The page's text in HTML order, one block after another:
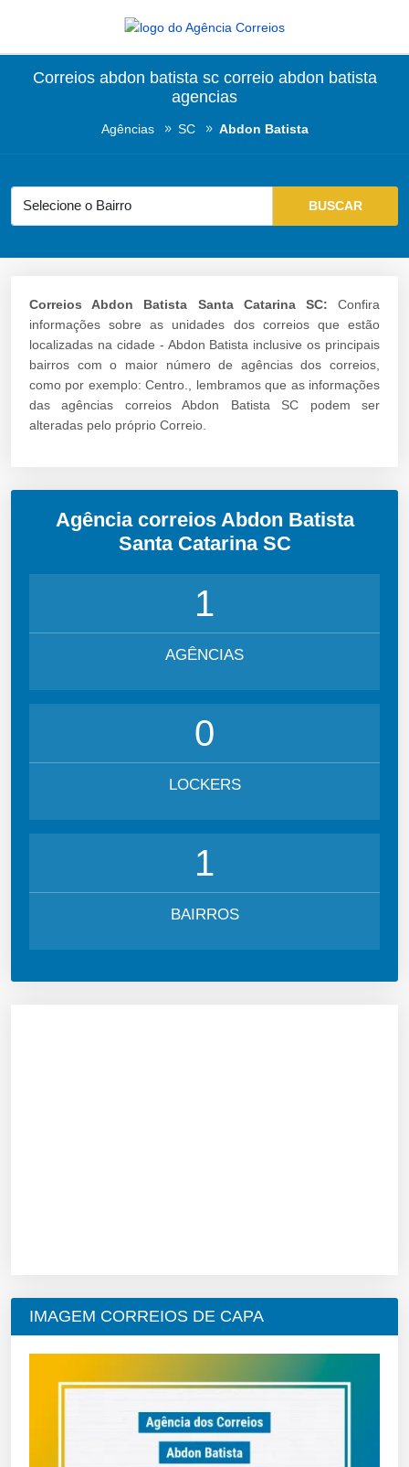
Correios abdon batista sc correio abdon batista
agencias
Agências SC Abdon Batista
Correios Abdon Batista Santa Catarina SC: Confira
informações sobre as unidades dos correios que estão
localizadas na cidade - Abdon Batista inclusive os principais
bairros com o maior número de agências dos correios,
como por exemplo: Centro., lembramos que as informações
das agências correios Abdon Batista SC podem ser
alteradas pelo próprio Correio.
Agência correios Abdon Batista
Santa Catarina SC
1
AGÊNCIAS
0
LOCKERS
1
BAIRROS
IMAGEM CORREIOS DE CAPA